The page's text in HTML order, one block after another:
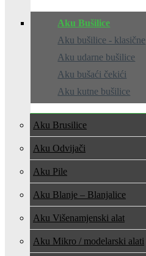
Aku Bušilice
Aku bušilice - klasične
Aku udarne bušilice
Aku bušaći čekići
Aku kutne bušilice
Aku Brusilice
Aku Odvijači
Aku Pile
Aku Blanje – Blanjalice
Aku Višenamjenski alat
Aku Mikro / modelarski alati